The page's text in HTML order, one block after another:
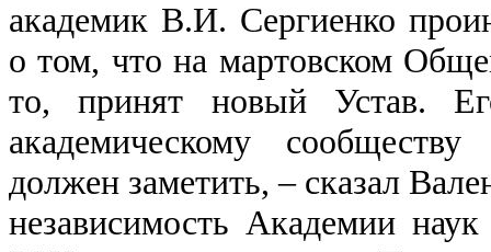
академик В.И. Сергиенко
о том, что на мартовском
то, принят новый Устав.
академическому
должен заметить, – сказал
независимость Академии